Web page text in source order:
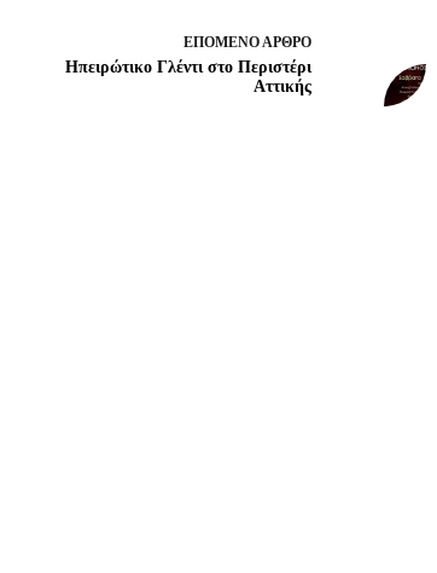
ΕΠΌΜΕΝΟΆΡΘΡΟ
Ηπειρώτικο Γλέντι στο Περιστέρι
Αττικής